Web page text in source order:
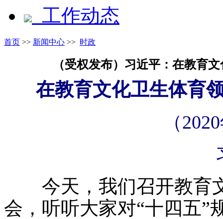
工作动态
首页 >> 新闻中心 >> 时政
（受权发布）习近平：在教育
在教育文化卫生体育
（
今天，我们召开教育
会，听听大家对“十四五”